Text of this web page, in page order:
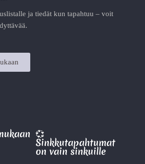
ja tiedät kun tapahtuu – voit
💞
Sinkkutapahtumat
on vain sinkuille